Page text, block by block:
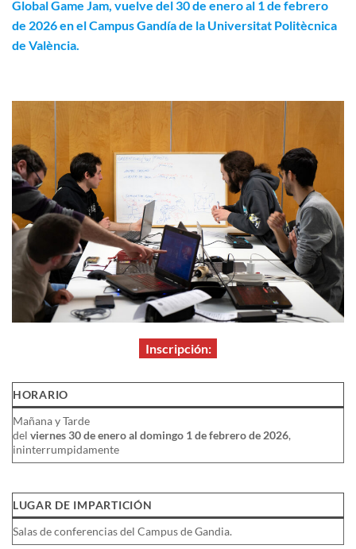
Global Game Jam, vuelve del 30 de enero al 1 de febrero
de 2026 en el Campus Gandía de la Universitat Politècnica
de València.
Inscripción:
HORARIO
Mañana y Tarde
del viernes30 de enero al domingo 1 de febrerode 2026,
ininterrumpidamente
LUGAR DE IMPARTICIÓN
Salas de conferencias del Campus de Gandia.